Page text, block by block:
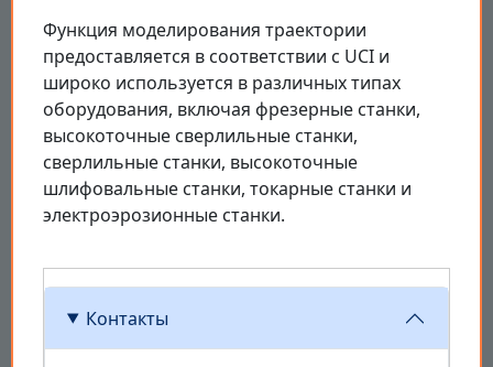
Функция моделирования траектории
предоставляется в соответствии с UCI и
широко используется в различных типах
оборудования, включая фрезерные станки,
высокоточные сверлильные станки,
сверлильные станки, высокоточные
шлифовальные станки, токарные станки и
электроэрозионные станки.
Контакты